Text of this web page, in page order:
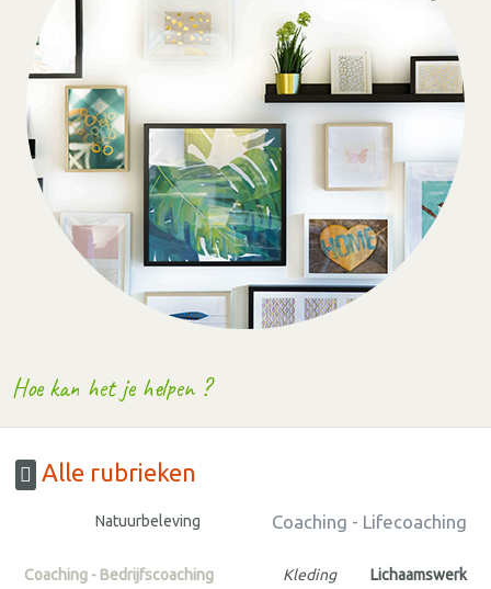
Hoe kan het je helpen ?
Alle rubrieken
Natuurbeleving Coaching - Lifecoaching
Coaching - Bedrijfscoaching Kleding Lichaamswerk